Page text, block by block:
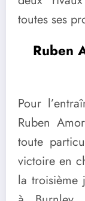
toutes ses
Ruben
Pour
Ruben
toute
victoire en
la troisième